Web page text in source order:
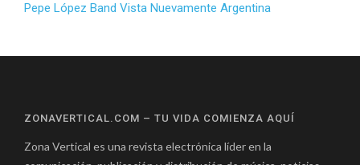
Pepe López Band Vista Nuevamente Argentina
ZONAVERTICAL.COM – TU VIDA COMIENZA AQUÍ
Zona Vertical es una revista electrónica líder en la